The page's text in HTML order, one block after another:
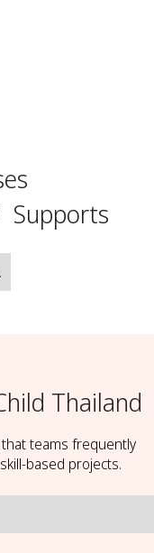
Supports
Thailand
teams frequently
based projects.